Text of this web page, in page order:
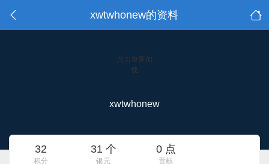
xwtwhonew的资料
点击重新加
载
xwtwhonew
32
积分
31 个
银元
0 点
贡献